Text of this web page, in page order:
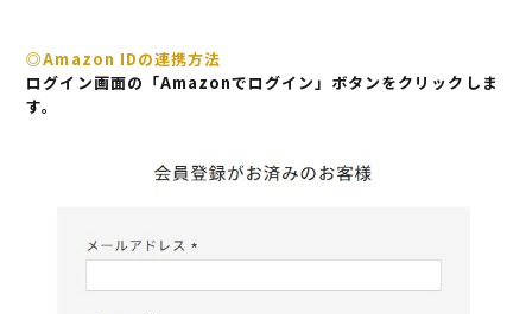
◎Amazon IDの連携方法
ログイン画面の「Amazonでログイン」ボタンをクリックしま
す。